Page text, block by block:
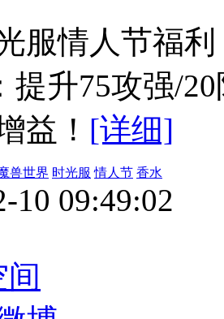
服情人节福
提升75攻强/
益！ [详细]
兽世界 时光服 情人节 香水
10 09:49:02
间